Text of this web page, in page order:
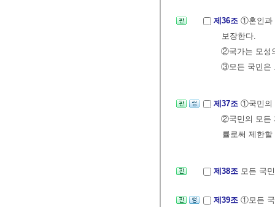
제36조 ①혼인과
보장한다.
②국가는 모성
③모든 국민은
제37조 ①국민의
②국민의 모든
률로써 제한
제38조 모든 국
제39조 ①모든 국